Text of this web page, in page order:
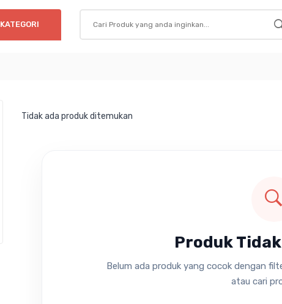
KATEGORI
Tidak ada produk ditemukan
Produk
Belum ada produk yang cocok dengan
atau cari